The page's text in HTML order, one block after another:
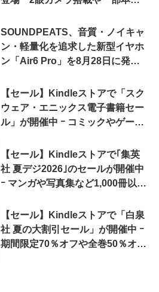
SOUNDPEATS、音質・ノイキャ
ン・軽量化を追求した新型イヤホ
ン「Air6 Pro」を8月28日に発売
【セール】Kindleストアで「スク
ウェア・エニックス電子書籍セー
ル」が開催中 ｰ コミックやゲーム
【セール】Kindleストアで｢集英
社 夏デジ2026｣のセールが開催中
ｰ マンガや写真集など1,000冊以上
【セール】Kindleストアで「白泉
社 夏の大割引セール」が開催中 ｰ
期間限定70％オフや全巻50％オフ